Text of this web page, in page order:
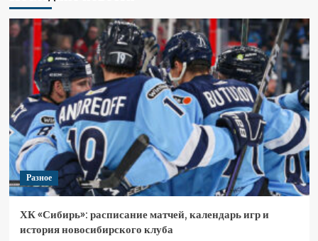
Разное
ХК «Сибирь»: расписание матчей, календарь игр и
история новосибирского клуба